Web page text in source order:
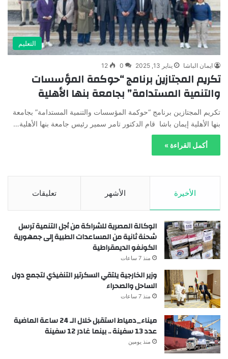
التعليم
ايمان الباشا يناير 13, 2025 0
12
تكريم المجتازين برنامج “حوكمة المؤسسات
والتنمية المستدامة” بجامعة بنها الأهلية
تكريم المجتازين برنامج “حوكمة المؤسسات والتنمية المستدامة” بجامعة
بنها الأهلية إيمان باشا قام الدكتور تامر سمير رئيس جامعة بنها الأهلية…
أكمل القراءة »
الأخيرة الأشهر تعليقات
الوكالة المصرية للشراكة من أجل التنمية ترسل
شحنة ثانية من المساعدات الطبية إلى جمهورية
الكونغو الديمقراطية
منذ 7 ساعات
وزير الخارجية يلتقي السكرتير التنفيذي لتجمع دول
الساحل والصحراء
منذ 7 ساعات
ميناء_دمياط استقبل خلال الـ 24 ساعة الماضية
عدد 13 سفينة .. بينما غادر 12 سفينة
منذ يومين